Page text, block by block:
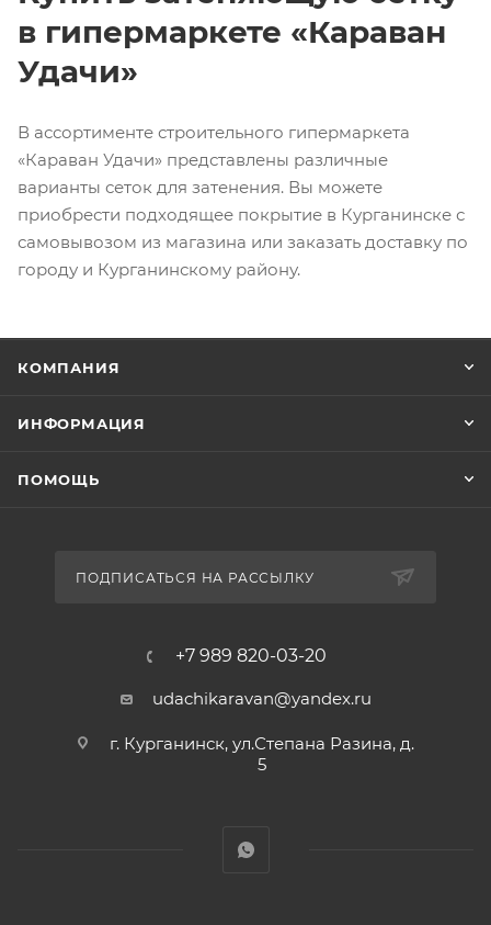
в гипермаркете «Караван
Удачи»
В ассортименте строительного гипермаркета
«Караван Удачи» представлены различные
варианты сеток для затенения. Вы можете
приобрести подходящее покрытие в Курганинске с
самовывозом из магазина или заказать доставку по
городу и Курганинскому району.
КОМПАНИЯ
ИНФОРМАЦИЯ
ПОМОЩЬ
ПОДПИСАТЬСЯ НА РАССЫЛКУ
+7 989 820-03-20
udachikaravan@yandex.ru
г. Курганинск, ул.Степана Разина, д.
5